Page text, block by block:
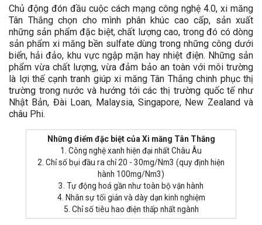
Chủ động đón đầu cuộc cách mạng công nghệ 4.0, xi măng
Tân Thắng chọn cho mình phân khúc cao cấp, sản xuất
những sản phẩm đặc biệt, chất lượng cao, trong đó có dòng
sản phẩm xi măng bền sulfate dùng trong những công dưới
biển, hải đảo, khu vực ngập mặn hay nhiệt điện. Những sản
phẩm vừa chất lượng, vừa đảm bảo an toàn với môi trường
là lợi thế cạnh tranh giúp xi măng Tân Thắng chinh phục thị
trường trong nước và hướng tới các thị trường quốc tế như
Nhật Bản, Đài Loan, Malaysia, Singapore, New Zealand và
châu Phi.
Những điểm đặc biệt của Xi măng Tân Thắng
1. Công nghệ xanh hiện đại nhất Châu Âu
2. Chỉ số bụi đầu ra chỉ 20 - 30mg/Nm3 (quy định hiện
hành 100mg/Nm3)
3. Tự động hoá gần như toàn bộ vận hành
4. Nhân sự tối giản và dày dạn kinh nghiệm
5. Chỉ số tiêu hao điện thấp nhất ngành